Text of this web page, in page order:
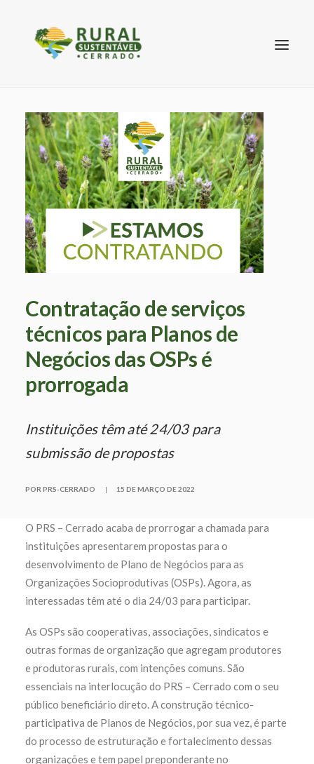
SEARCH
Contratação de serviços
técnicos para Planos de
Negócios das OSPs é
prorrogada
Instituições têm até 24/03 para
submissão de propostas
POR PRS-CERRADO | 15 DE MARÇO DE 2022
O PRS – Cerrado acaba de prorrogar a chamada para
instituições apresentarem propostas para o
desenvolvimento de Plano de Negócios para as
Organizações Socioprodutivas (OSPs). Agora, as
interessadas têm até o dia 24/03 para participar.
As OSPs são cooperativas, associações, sindicatos e
outras formas de organização que agregam produtores
e produtoras rurais, com intenções comuns. São
essenciais na interlocução do PRS – Cerrado com o seu
público beneficiário direto. A construção técnico-
participativa de Planos de Negócios, por sua vez, é parte
do processo de estruturação e fortalecimento dessas
organizações e tem papel preponderante no